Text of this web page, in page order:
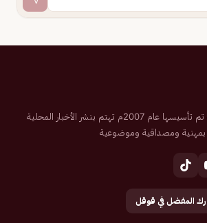
صحيفة إلكترونية سعودية تم تأسيسها عام 2007م تهتم بنشر الأخبار المحلية
بمهنية ومصداقية وموضوعية
المفضل في قوقل